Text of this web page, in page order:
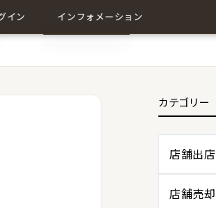
イン インフォメーション
カテゴリー
店舗出店
店舗売却